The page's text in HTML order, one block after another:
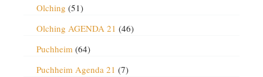
Olching (51)
Olching AGENDA 21 (46)
Puchheim(64)
Puchheim Agenda 21 (7)